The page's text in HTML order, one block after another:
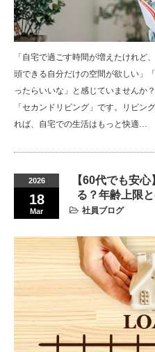
「自宅で過ごす時間が増えたけれ
頭できる自分だけの空間が欲しい」
ったらいいな」と感じていませんか
「セカンドリビング」です。リビン
れば、自宅での生活はもっと快適…
2026
18
Mar
【60代でも安
る？年齢上限
社員ブログ